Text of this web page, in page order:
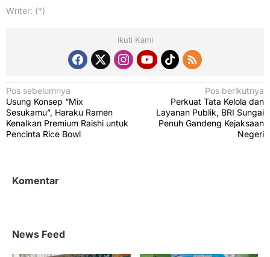
Writer: (*)
Ikuti Kami
N
a
v
a
p
Pos sebelumnya
Usung Konsep “Mix
Sesukamu”, Haraku Ramen
Kenalkan Premium Raishi untuk
Pencinta Rice Bowl
Pos berikutnya
Perkuat Tata Kelola dan
Layanan Publik, BRI Sungai
Penuh Gandeng Kejaksaan
Negeri
Komentar
News Feed